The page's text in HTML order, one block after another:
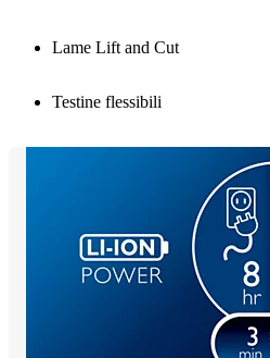
Lame Lift and Cut
Testine flessibili